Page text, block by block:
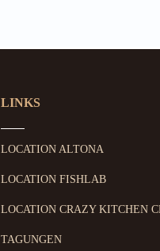
LINKS
LOCATION ALTONA
LOCATION FISHLAB
LOCATION CRAZY KITCHEN
TAGUNGEN